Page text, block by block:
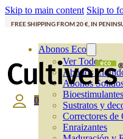
Skip to main content Skip to
FREE SHIPPING FROM 20 €, IN
Abonos Eco
Ver Todos
Abonos
Abonos
Bioestimulantes
Sustratos y
Correctores de
Enraizantes
0